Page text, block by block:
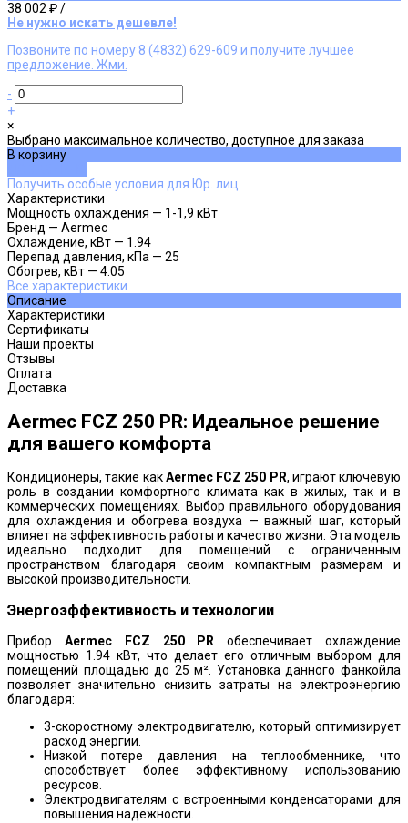
38 002 ₽/
Не нужно искать дешевле!
Позвоните по номеру 8 (4832) 629-609 и получите лучшее
предложение. Жми.
-
+
×
Выбрано максимальное количество, доступное для заказа
В корзину
Получить особые условия для Юр. лиц
Характеристики
Мощность охлаждения — 1-1,9 кВт
Бренд — Aermec
Охлаждение, кВт — 1.94
Перепад давления, кПа — 25
Обогрев, кВт — 4.05
Все характеристики
Описание
Характеристики
Сертификаты
Наши проекты
Отзывы
Оплата
Доставка
Aermec FCZ 250 PR: Идеальное решение
для вашего комфорта
Кондиционеры, такие какAermec FCZ 250 PR, играют ключевую
роль в создании комфортного климата как в жилых, так и в
коммерческих помещениях. Выбор правильного оборудования
для охлаждения и обогрева воздуха — важный шаг, который
влияет на эффективность работы и качество жизни. Эта модель
идеально подходит для помещений с ограниченным
пространством благодаря своим компактным размерам и
высокой производительности.
Энергоэффективность и технологии
Прибор Aermec FCZ 250 PR обеспечивает охлаждение
мощностью 1.94 кВт, что делает его отличным выбором для
помещений площадью до 25 м². Установка данного фанкойла
позволяет значительно снизить затраты на электроэнергию
благодаря:
3-скоростному электродвигателю, который оптимизирует
расход энергии.
Низкой потере давления на теплообменнике, что
способствует более эффективному использованию
ресурсов.
Электродвигателям с встроенными конденсаторами для
повышения надежности.